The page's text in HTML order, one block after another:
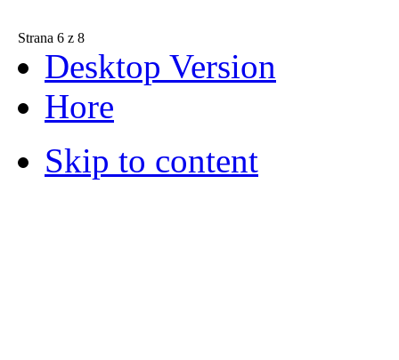
Strana 6 z 8
Desktop Version
Hore
Skip to content